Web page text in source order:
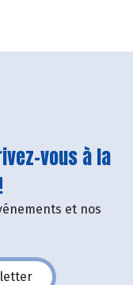
vous à la
et nos